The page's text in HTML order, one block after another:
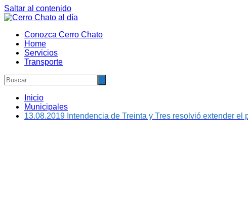
Saltar al contenido
Conozca Cerro Chato
Home
Servicios
Transporte
Inicio
Municipales
13.08.2019 Intendencia de Treinta y Tres resolvió extender el